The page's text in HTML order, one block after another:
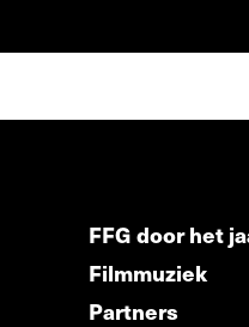
FFG door het
Filmmuziek
Partners